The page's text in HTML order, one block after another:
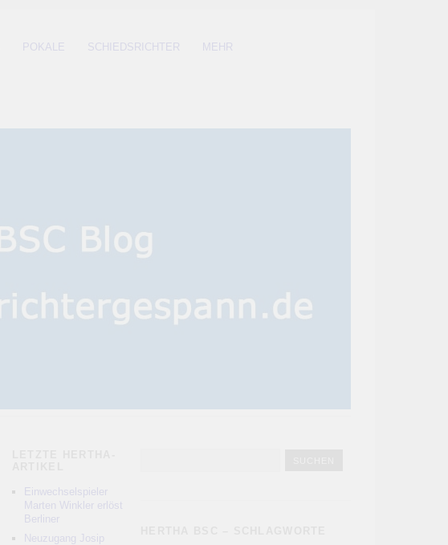
POKALE SCHIEDSRICHTER MEHR
Einwechselspieler
Marten Winkler erlöst
Berliner
Neuzugang Josip